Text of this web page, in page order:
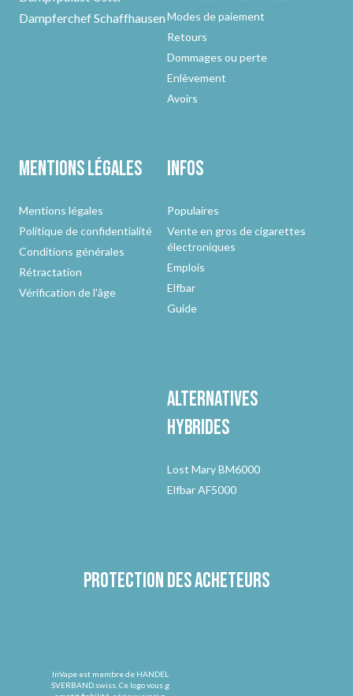
Dampferchef SchaffhausenModes de paiement
Retours
Dommages ou perte
Enlèvement
Avoirs
Mentions légales
Mentions légales
Politique de confidentialité
Conditions générales
Rétractation
Vérification de l'âge
Infos
Populaires
Vente en gros de cigarettes
électroniques
Emplois
Elfbar
Guide
Alternatives
hybrides
Lost Mary BM6000
Elfbar AF5000
Protection des acheteurs
InVape est membre de HANDEL
SVERBAND.swiss. Ce logo vous g